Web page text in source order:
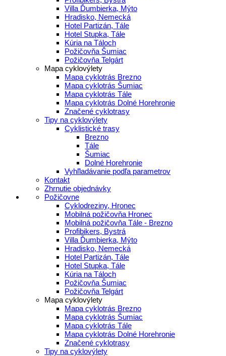
Villa Ďumbierka, Mýto
Hradisko, Nemecká
Hotel Partizán, Tále
Hotel Stupka, Tále
Kúria na Táloch
Požičovňa Šumiac
Požičovňa Telgárt
Mapa cyklovýlety
Mapa cyklotrás Brezno
Mapa cyklotrás Šumiac
Mapa cyklotrás Tále
Mapa cyklotrás Dolné Horehronie
Značené cyklotrasy
Tipy na cyklovýlety
Cyklistické trasy
Brezno
Tále
Šumiac
Dolné Horehronie
Vyhľladávanie podľa parametrov
Kontakt
Zhrnutie objednávky
Požičovne
Cyklodreziny, Hronec
Mobilná požičovňa Hronec
Mobilná požičovňa Tále - Brezno
Profibikers, Bystrá
Villa Ďumbierka, Mýto
Hradisko, Nemecká
Hotel Partizán, Tále
Hotel Stupka, Tále
Kúria na Táloch
Požičovňa Šumiac
Požičovňa Telgárt
Mapa cyklovýlety
Mapa cyklotrás Brezno
Mapa cyklotrás Šumiac
Mapa cyklotrás Tále
Mapa cyklotrás Dolné Horehronie
Značené cyklotrasy
Tipy na cyklovýlety